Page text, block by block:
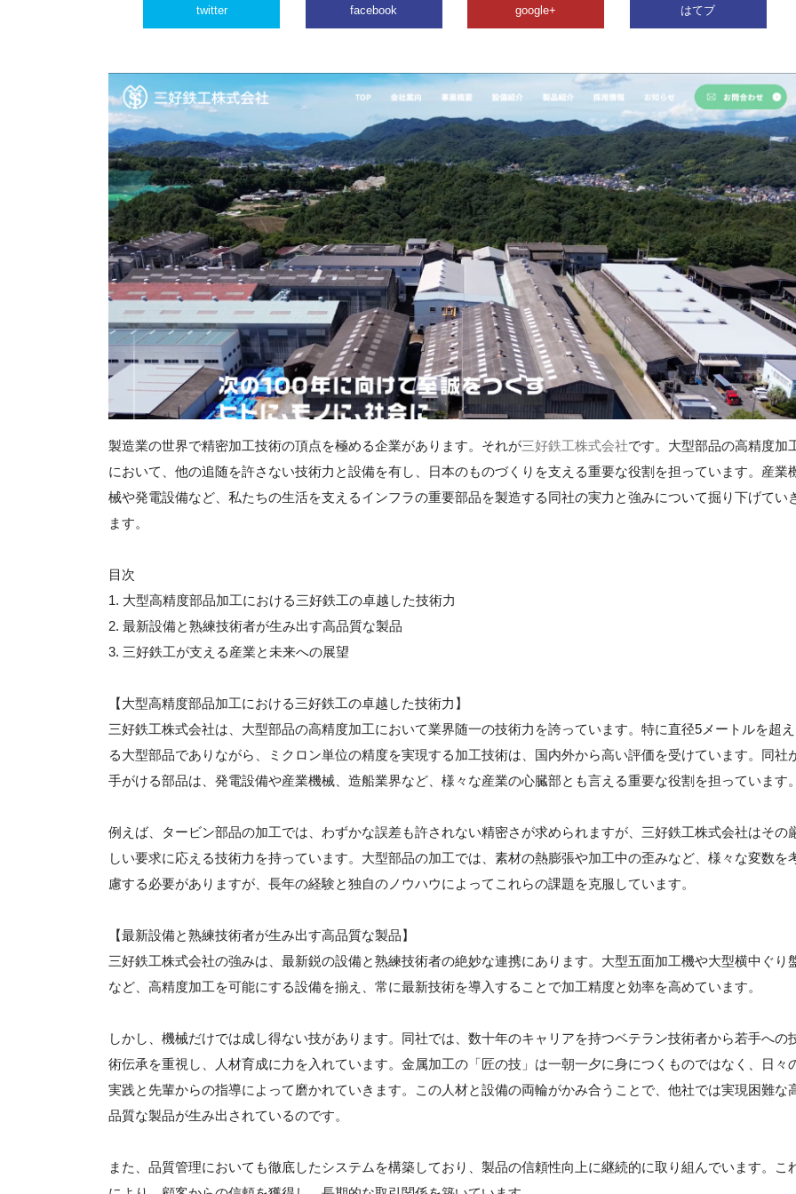
twitter facebook google+ はてブ
製造業の世界で精密加工技術の頂点を極める企業があります。それが三好鉄工株式会社です。大型部品の高精度加
において、他の追随を許さない技術力と設備を有し、日本のものづくりを支える重要な役割を担っています。産業
械や発電設備など、私たちの生活を支えるインフラの重要部品を製造する同社の実力と強みについて掘り下げてい
ます。
目次
1. 大型高精度部品加工における三好鉄工の卓越した技術力
2. 最新設備と熟練技術者が生み出す高品質な製品
3. 三好鉄工が支える産業と未来への展望
【大型高精度部品加工における三好鉄工の卓越した技術力】
三好鉄工株式会社は、大型部品の高精度加工において業界随一の技術力を誇っています。特に直径5メートルを超え
る大型部品でありながら、ミクロン単位の精度を実現する加工技術は、国内外から高い評価を受けています。同社
手がける部品は、発電設備や産業機械、造船業界など、様々な産業の心臓部とも言える重要な役割を担っています。
例えば、タービン部品の加工では、わずかな誤差も許されない精密さが求められますが、三好鉄工株式会社はその
しい要求に応える技術力を持っています。大型部品の加工では、素材の熱膨張や加工中の歪みなど、様々な変数を
慮する必要がありますが、長年の経験と独自のノウハウによってこれらの課題を克服しています。
【最新設備と熟練技術者が生み出す高品質な製品】
三好鉄工株式会社の強みは、最新鋭の設備と熟練技術者の絶妙な連携にあります。大型五面加工機や大型横中ぐり
など、高精度加工を可能にする設備を揃え、常に最新技術を導入することで加工精度と効率を高めています。
しかし、機械だけでは成し得ない技があります。同社では、数十年のキャリアを持つベテラン技術者から若手への
術伝承を重視し、人材育成に力を入れています。金属加工の「匠の技」は一朝一夕に身につくものではなく、日々
実践と先輩からの指導によって磨かれていきます。この人材と設備の両輪がかみ合うことで、他社では実現困難な
品質な製品が生み出されているのです。
また、品質管理においても徹底したシステムを構築しており、製品の信頼性向上に継続的に取り組んでいます。こ